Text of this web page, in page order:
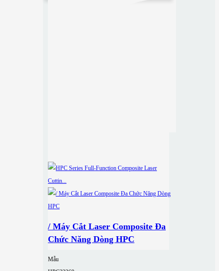
/ Máy Cắt Laser Composite Đa
Chức Năng Dòng HPC
Mẫu